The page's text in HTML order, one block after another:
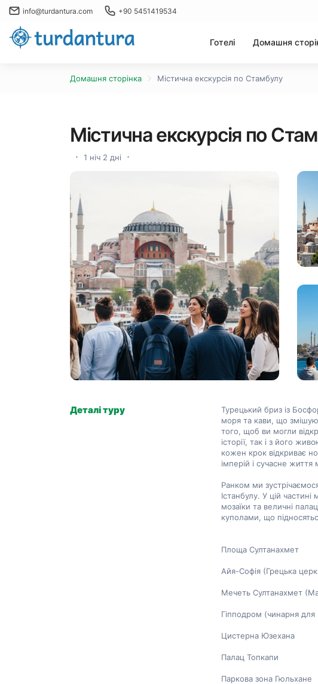
info@turdantura.com +90 5451419534
Готелі Домашня
Домашня сторінка Містична екскурсія по Стамбулу
Містична екскурсія по
1 ніч 2 дні
Деталі туру
Турецький бриз із
моря та кави, що
того, щоб ви могли
історії, так і з його
кожен крок відкриває
імперій і сучасне життя
Ранком ми
Істанбулу. У цій частині
мозаїки та величні
куполами, що
Площа Султанахмет
Айя-Софія (Грецька
Мечеть Султанахмет
Гіпподром (чинарня для
Цистерна Юзехана
Палац Топкапи
Паркова зона Гюльхане